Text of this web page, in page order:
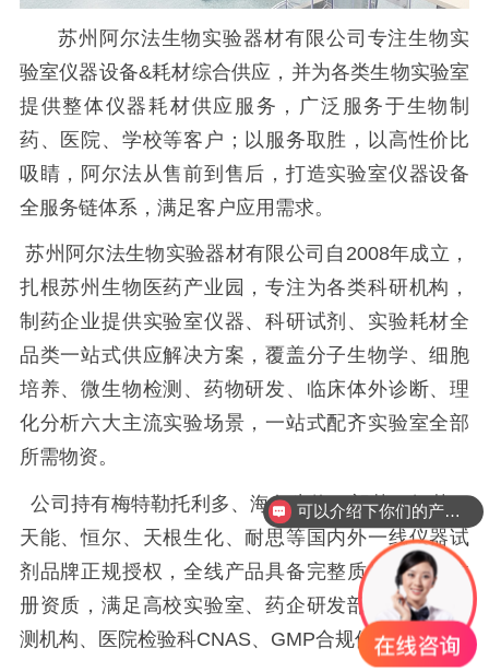
苏州阿尔法生物实验器材有限公司专注生物实
验室仪器设备&耗材综合供应，并为各类生物实验室
提供整体仪器耗材供应服务，广泛服务于生物制
药、医院、学校等客户；以服务取胜，以高性价比
吸睛，阿尔法从售前到售后，打造实验室仪器设备
全服务链体系，满足客户应用需求。
苏州阿尔法生物实验器材有限公司自2008年成立，
扎根苏州生物医药产业园，专注为各类科研机构，
制药企业提供实验室仪器、科研试剂、实验耗材全
品类一站式供应解决方案，覆盖分子生物学、细胞
培养、微生物检测、药物研发、临床体外诊断、理
化分析六大主流实验场景，一站式配齐实验室全部
所需物资。
公司持有梅特勒托利多、海尔生物、朗基、知楚、
天能、恒尔、天根生化、耐思等国内外一线仪器试
剂品牌正规授权，全线产品具备完整质检报告、注
册资质，满足高校实验室、药企研发部、第三方检
测机构、医院检验科CNAS、GMP合规使用要求。
可以介绍下你们的产品么？